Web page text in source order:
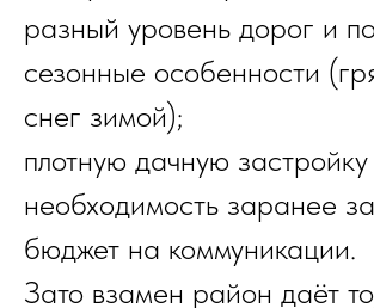
разный уровень дорог и
сезонные особенности
снег зимой);
плотную дачную
необходимость заранее
бюджет на коммуникации.
Зато взамен район даёт